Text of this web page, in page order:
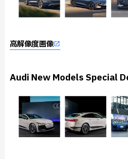
高解像度画像
Audi New Models Special